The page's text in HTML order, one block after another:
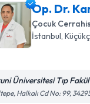
Op. Dr.
Çocuk
İstanbul ,
Üniversitesi Tıp
Halkalı Cd No: 99,